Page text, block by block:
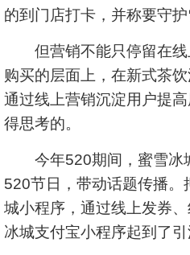
的到门店打卡，并称要守护
但营销不能只停留在线
购买的层面上，在新式茶
通过线上营销沉淀用户提
得思考的。
今年520期间，蜜雪冰
520节日，带动话题传播。
城小程序，通过线上发券
冰城支付宝小程序起到了引